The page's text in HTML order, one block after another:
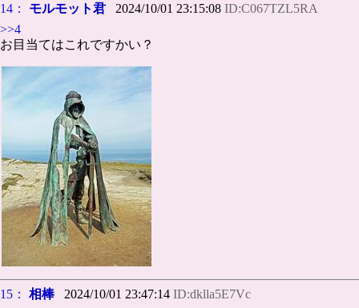
14： モルモット君 2024/10/01 23:15:08 ID:C067TZL5RA
>>4
お目当てはこれですかい？
15： 相棒2024/10/01 23:47:14 ID:dklla5E7Vc